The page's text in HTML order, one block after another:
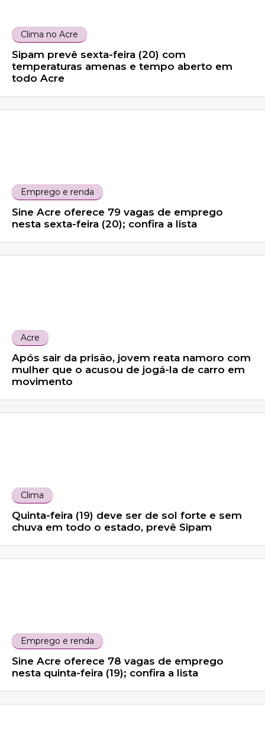
Clima no Acre
Sipam prevê sexta-feira (20) com
temperaturas amenas e tempo aberto em
todo Acre
Emprego e renda
Sine Acre oferece 79 vagas de emprego
nesta sexta-feira (20); confira a lista
Acre
Após sair da prisão, jovem reata namoro com
mulher que o acusou de jogá-la de carro em
movimento
Clima
Quinta-feira (19) deve ser de sol forte e sem
chuva em todo o estado, prevê Sipam
Emprego e renda
Sine Acre oferece 78 vagas de emprego
nesta quinta-feira (19); confira a lista